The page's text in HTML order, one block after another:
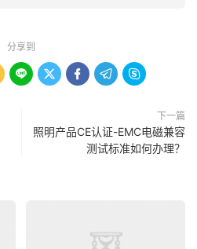
分享到
    
下一篇
照明产品CE认证-EMC电磁兼容
测试标准如何办理？